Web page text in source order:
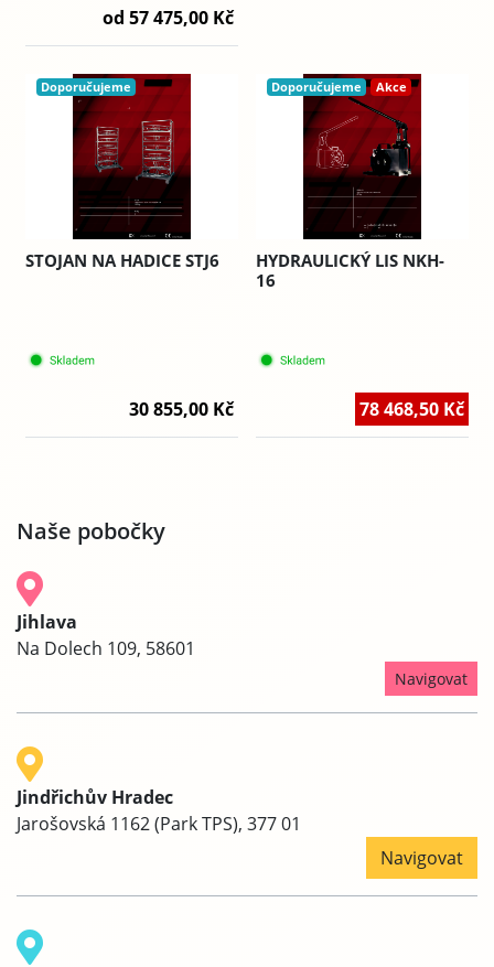
od 57 475,00 Kč
Doporučujeme
STOJAN NA HADICE STJ6
30 855,00 Kč
Doporučujeme Akce
HYDRAULICKÝ LIS NKH-
16
78 468,50 Kč
Naše pobočky
Jihlava
Na Dolech 109, 58601
Navigovat
Jindřichův Hradec
Jarošovská 1162 (Park TPS), 377 01
Navigovat